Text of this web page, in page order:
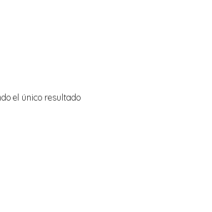
el único resultado